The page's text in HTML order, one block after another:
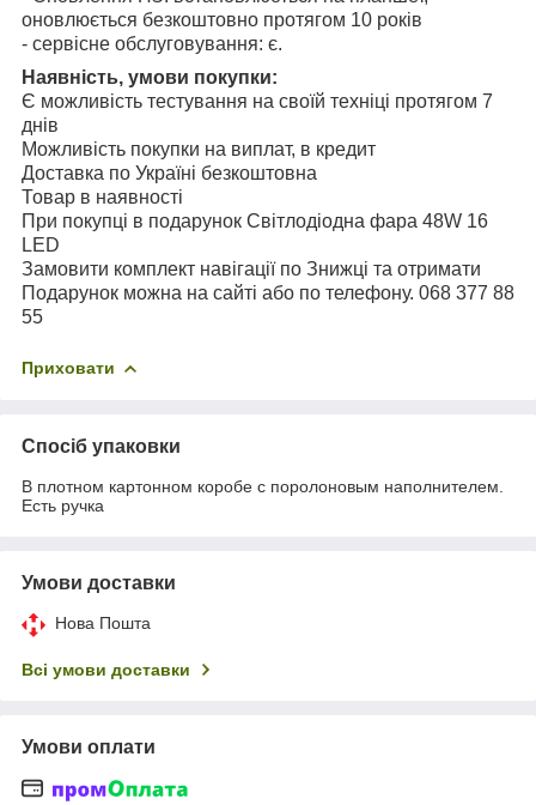
оновлюється безкоштовно протягом 10 років
- сервісне обслуговування: є.
Наявність, умови покупки:
Є можливість тестування на своїй техніці протягом 7
днів
Можливість покупки на виплат, в кредит
Доставка по Україні безкоштовна
Товар в наявності
При покупці в подарунок Світлодіодна фара 48W 16
LED
Замовити комплект навігації по Знижці та отримати
Подарунок можна на сайті або по телефону. 068 377 88
55
Приховати
Спосіб упаковки
В плотном картонном коробе с поролоновым наполнителем.
Есть ручка
Умови доставки
Нова Пошта
Всі умови доставки
Умови оплати